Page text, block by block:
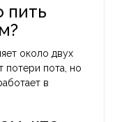
пить
около двух
потери пота, но
в